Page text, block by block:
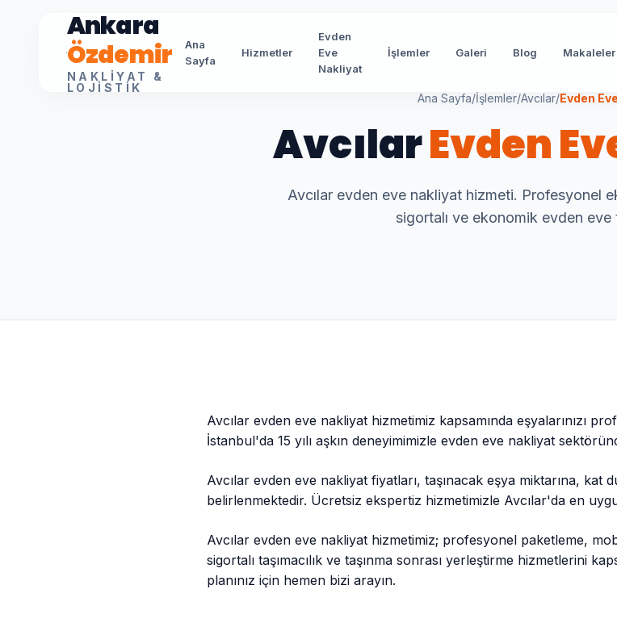
Ankara
Özdemir
NAKLIYAT &
LOJISTIK
Ana
Sayfa
Hizmetler
Evden
Eve
Nakliyat
İşlemler Galeri Blog Makaleler
Ana Sayfa/İşlemler/Avcılar/Evden
AvcılarEvden
Avcılar evden eve nakliyat hizmeti. Profesyonel
sigortalı ve ekonomik evden eve
Avcılar evden eve nakliyat hizmetimiz kapsamında eşyalarınızı
İstanbul'da 15 yılı aşkın deneyimimizle evden eve nakliyat
Avcılar evden eve nakliyat fiyatları, taşınacak eşya miktarına, kat
belirlenmektedir. Ücretsiz ekspertiz hizmetimizle Avcılar'da en
Avcılar evden eve nakliyat hizmetimiz; profesyonel paketleme,
sigortalı taşımacılık ve taşınma sonrası yerleştirme hizmetlerini
planınız için hemen bizi arayın.